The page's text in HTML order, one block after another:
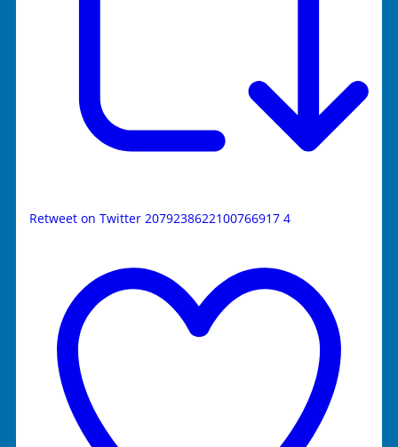
Retweet on Twitter 2079238622100766917 4